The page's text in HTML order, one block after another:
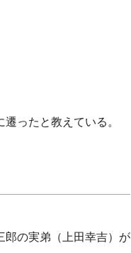
遷ったと教えている。
郎の実弟（上田幸吉）が